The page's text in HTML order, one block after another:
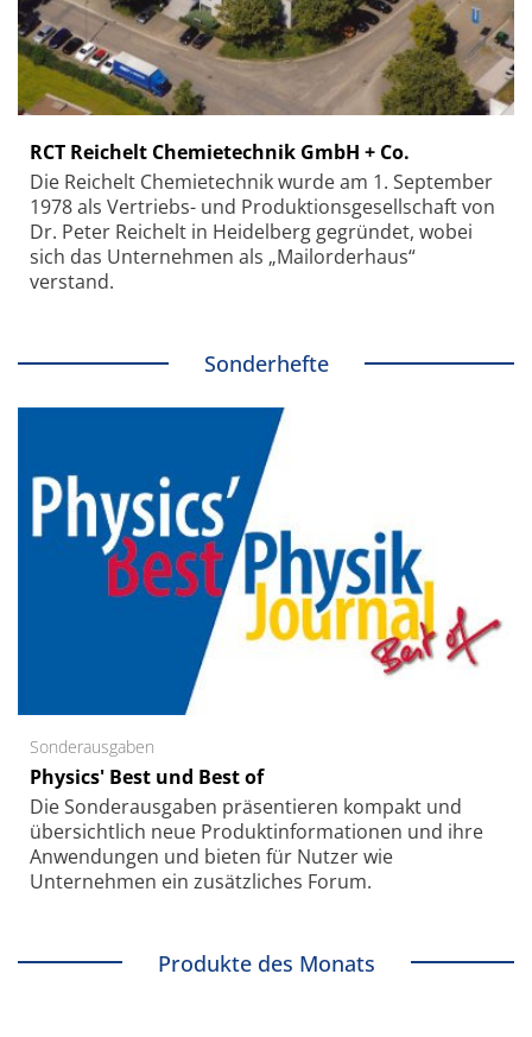
RCT Reichelt Chemietechnik GmbH + Co.
Die Reichelt Chemietechnik wurde am 1. September
1978 als Vertriebs- und Produktionsgesellschaft von
Dr. Peter Reichelt in Heidelberg gegründet, wobei
sich das Unternehmen als „Mailorderhaus“
verstand.
Sonderhefte
Sonderausgaben
Physics' Best und Best of
Die Sonder­ausgaben präsentieren kompakt und
übersichtlich neue Produkt­informationen und ihre
Anwendungen und bieten für Nutzer wie
Unternehmen ein zusätzliches Forum.
Produkte des Monats